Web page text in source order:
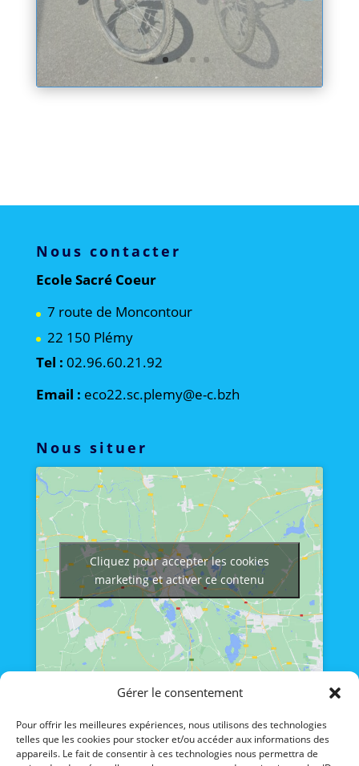
Gérer le consentement
Pour offrir les meilleures expériences, nous utilisons des technologies
telles que les cookies pour stocker et/ou accéder aux informations des
appareils. Le fait de consentir à ces technologies nous permettra de
Nous contacter
Ecole Sacré Coeur
7 route de Moncontour
22 150 Plémy
Tel : 02.96.60.21.92
Email : eco22.sc.plemy@e-c.bzh
Nous situer
Cliquez pour accepter les cookies
marketing et activer ce contenu
Nos lien
Lien admin